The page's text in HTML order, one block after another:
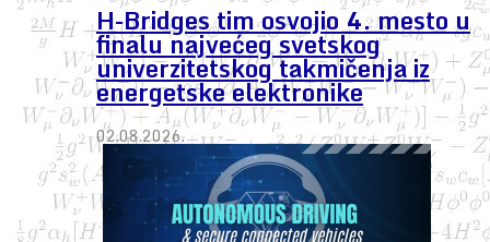
H-Bridges tim osvojio 4. mesto u
finalu najvećeg svetskog
univerzitetskog takmičenja iz
energetske elektronike
02.08.2026.